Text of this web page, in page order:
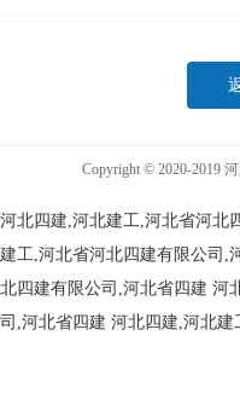
Copyright © 2020-2019
河北四建,河北建工,河北省河北
建工,河北省河北四建有限公司,
北四建有限公司,河北省四建 河
司,河北省四建 河北四建,河北建